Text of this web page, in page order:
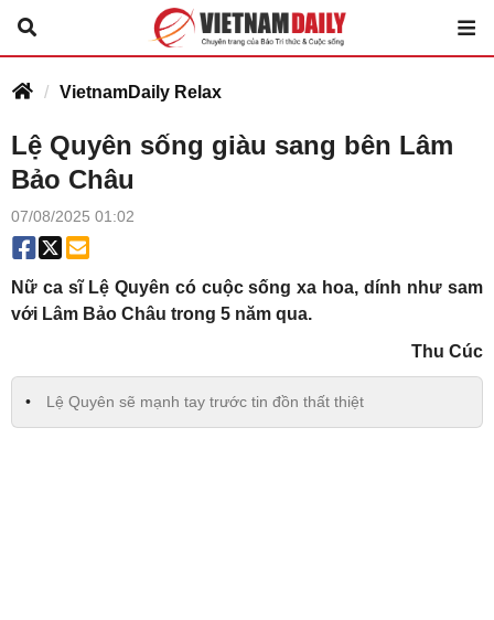
VietnamDaily Relax
Lệ Quyên sống giàu sang bên Lâm
Bảo Châu
07/08/2025 01:02
Nữ ca sĩ Lệ Quyên có cuộc sống xa hoa, dính như sam
với Lâm Bảo Châu trong 5 năm qua.
Thu Cúc
Lệ Quyên sẽ mạnh tay trước tin đồn thất thiệt